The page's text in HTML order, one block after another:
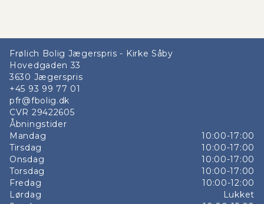
Frølich Bolig Jægerspris - Kirke Såby
Hovedgaden 33
3630 Jægerspris
+45 93 99 77 01
pfr@fbolig.dk
CVR 29422605
Åbningstider
Mandag
10:00-17:00
Tirsdag
10:00-17:00
Onsdag
10:00-17:00
Torsdag
10:00-17:00
Fredag
10:00-12:00
Lørdag
Lukket